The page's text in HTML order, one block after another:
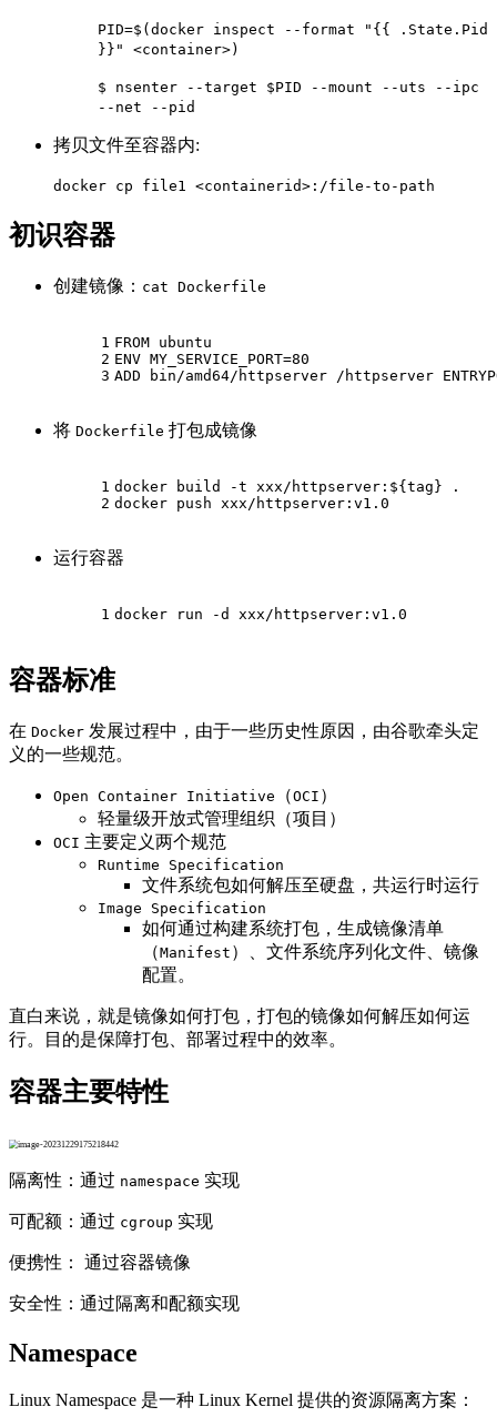
PID=$(docker inspect --format "{{ .State.Pid
}}" <container>)
$ nsenter --target $PID --mount --uts --ipc
--net --pid
拷贝文件至容器内:
docker cp file1 <containerid>:/file-to-path
初识容器
创建镜像： cat Dockerfile
1
2
3
FROM ubuntu
ENV MY_SERVICE_PORT=80
ADD bin/amd64/httpserver /httpserver
将 Dockerfile 打包成镜像
1
2
docker build -t xxx/httpserver:${tag} .
docker push xxx/httpserver:v1.0
运行容器
1 docker run -d xxx/httpserver:v1.0
容器标准
在 Docker 发展过程中，由于一些历史性原因，由谷歌牵头定
义的一些规范。
Open Container Initiative （OCI ）
轻量级开放式管理组织（项目）
OCI 主要定义两个规范
Runtime Specification
文件系统包如何解压至硬盘，共运行时运行
Image Specification
如何通过构建系统打包，生成镜像清单
（Manifest ）、文件系统序列化文件、镜像
配置。
直白来说，就是镜像如何打包，打包的镜像如何解压如何运
行。目的是保障打包、部署过程中的效率。
容器主要特性
隔离性：通过 namespace 实现
可配额：通过 cgroup 实现
便携性： 通过容器镜像
安全性：通过隔离和配额实现
Namespace
Linux Namespace 是一种 Linux Kernel 提供的资源隔离方案：